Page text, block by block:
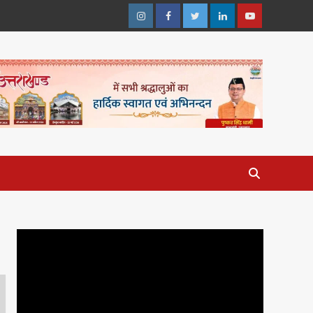
InstagramFacebookTwitterLinkedinYoutube